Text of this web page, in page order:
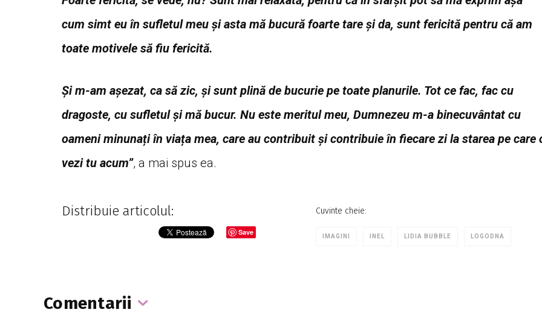
cum simt eu în sufletul meu și asta mă bucură foarte tare și da, sunt fericită pentru că am
toate motivele să fiu fericită.
Și m-am așezat, ca să zic, și sunt plină de bucurie pe toate planurile. Tot ce fac, fac cu
dragoste, cu sufletul și mă bucur. Nu este meritul meu, Dumnezeu m-a binecuvântat cu
oameni minunați în viața mea, care au contribuit și contribuie în fiecare zi la starea pe care
vezi tu acum”, a mai spus ea.
Distribuie articolul:
Save
Cuvinte cheie:
IMAGINI INEL LIDIA BUBBLE LOGODNA
Comentarii